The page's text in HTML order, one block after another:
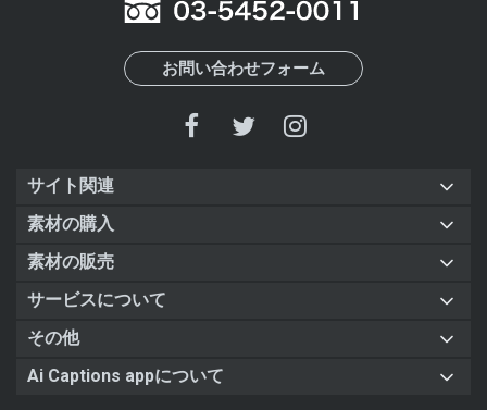
お問い合わせフォーム
サイト関連
素材の購入
素材の販売
サービスについて
その他
Ai Captions appについて